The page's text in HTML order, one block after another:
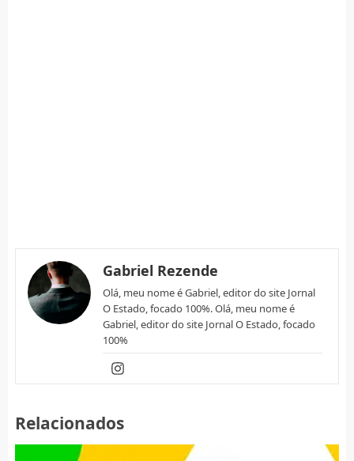
Gabriel Rezende
Olá, meu nome é Gabriel, editor do site Jornal
O Estado, focado 100%. Olá, meu nome é
Gabriel, editor do site Jornal O Estado, focado
100%
Relacionados